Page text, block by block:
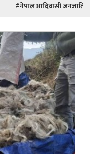
#नेपाल आदिवासी जनजाति